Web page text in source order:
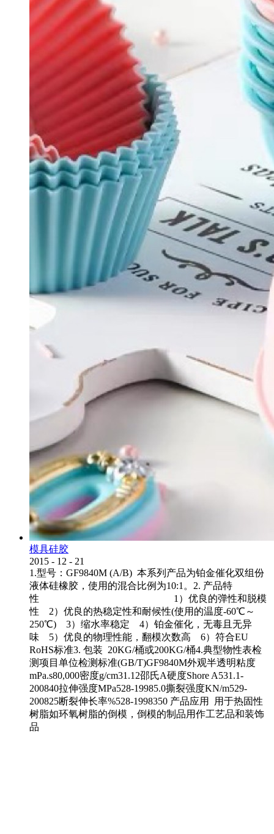
模具硅胶
2015 - 12 - 21
1.型号：GF9840M (A/B) 本系列产品为铂金催化双组份
液体硅橡胶，使用的混合比例为10:1。2. 产品特
性 1）优良的弹性和脱模
性 2）优良的热稳定性和耐候性(使用的温度-60℃～
250℃) 3）缩水率稳定 4）铂金催化，无毒且无异
味 5）优良的物理性能，翻模次数高 6）符合EU
RoHS标准3. 包装 20KG/桶或200KG/桶4.典型物性表检
测项目单位检测标准(GB/T)GF9840M外观半透明粘度
mPa.s80,000密度g/cm31.12邵氏A硬度Shore A531.1-
200840拉伸强度MPa528-19985.0撕裂强度KN/m529-
200825断裂伸长率%528-1998350 产品应用 用于热固性
树脂如环氧树脂的倒模，倒模的制品用作工艺品和装饰
品